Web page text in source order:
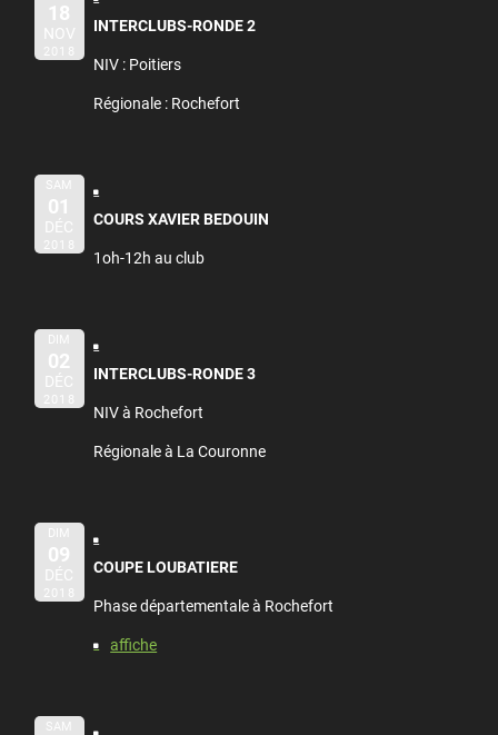
18
NOV
2018
INTERCLUBS-RONDE 2
NIV : Poitiers
Régionale : Rochefort
SAM
01
DÉC
2018
COURS XAVIER BEDOUIN
1oh-12h au club
DIM
02
DÉC
2018
INTERCLUBS-RONDE 3
NIV à Rochefort
Régionale à La Couronne
DIM
09
DÉC
2018
COUPE LOUBATIERE
Phase départementale à Rochefort
affiche
SAM